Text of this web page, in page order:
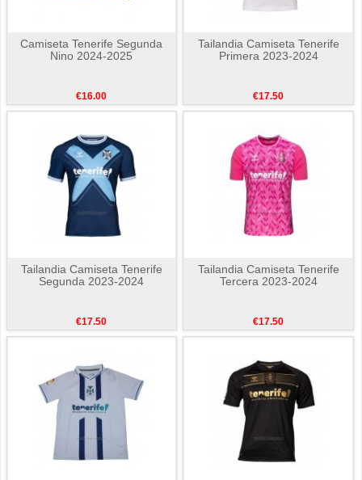
Camiseta Tenerife Segunda
Nino 2024-2025
€16.00
Tailandia Camiseta Tenerife
Primera 2023-2024
€17.50
Tailandia Camiseta Tenerife
Segunda 2023-2024
€17.50
Tailandia Camiseta Tenerife
Tercera 2023-2024
€17.50